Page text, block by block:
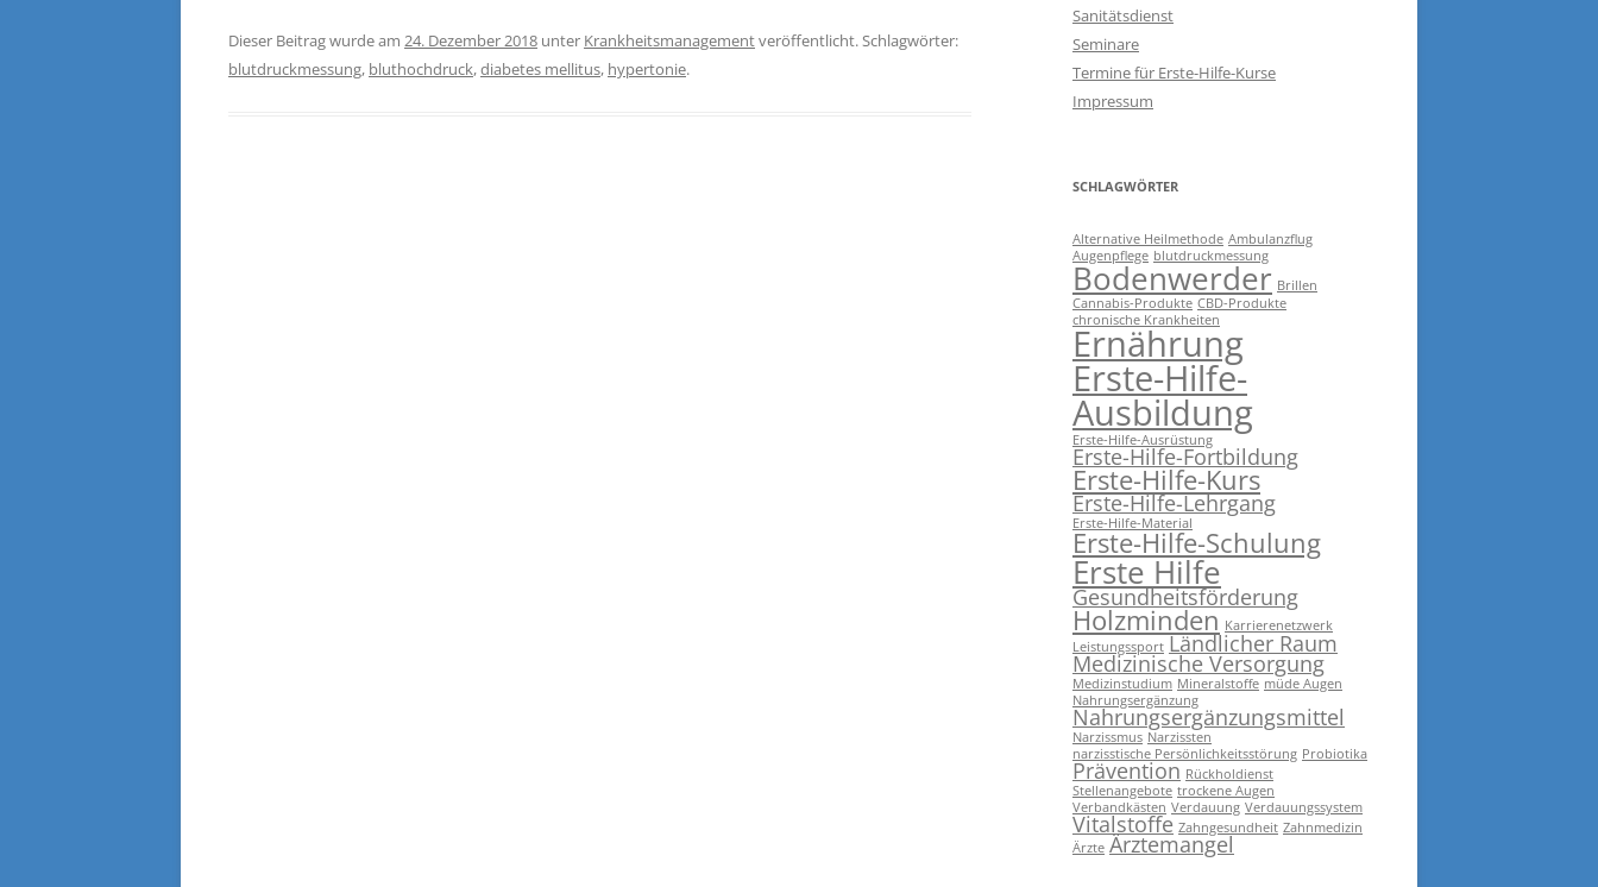
Dieser Beitrag wurde am 24. Dezember 2018 unter Krankheitsmanagementveröffentlicht. Schlagwörter:
blutdruckmessung, bluthochdruck,diabetes mellitus, hypertonie.
Sanitätsdienst
Seminare
Termine für Erste-Hilfe-Kurse
Impressum
SCHLAGWÖRTER
Alternative Heilmethode Ambulanzflug
Augenpflege blutdruckmessung
Bodenwerder Brillen
Cannabis-Produkte CBD-Produkte
chronische Krankheiten
Ernährung
Erste-Hilfe-
Ausbildung
Erste-Hilfe-Ausrüstung
Erste-Hilfe-Fortbildung
Erste-Hilfe-Kurs
Erste-Hilfe-Lehrgang
Erste-Hilfe-Material
Erste-Hilfe-Schulung
Erste Hilfe
Gesundheitsförderung
Holzminden Karrierenetzwerk
Leistungssport Ländlicher Raum
Medizinische Versorgung
Medizinstudium Mineralstoffe müde Augen
Nahrungsergänzung
Nahrungsergänzungsmittel
Narzissmus Narzissten
narzisstische Persönlichkeitsstörung Probiotika
Prävention Rückholdienst
Stellenangebote trockene Augen
Verbandkästen Verdauung Verdauungssystem
Vitalstoffe Zahngesundheit Zahnmedizin
Ärzte Ärztemangel